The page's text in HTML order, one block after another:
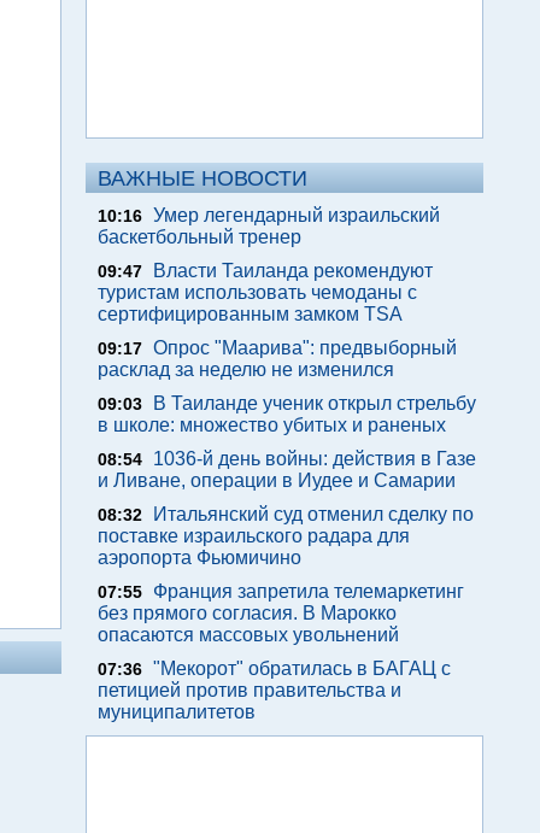
ВАЖНЫЕ НОВОСТИ
10:16 Умер легендарный израильский
баскетбольный тренер
09:47
Власти Таиланда рекомендуют
туристам использовать чемоданы с
сертифицированным замком TSA
09:17 Опрос "Mаарива": предвыборный
расклад за неделю не изменился
09:03
В Таиланде ученик открыл стрельбу
в школе: множество убитых и раненых
08:54
1036-й день войны: действия в Газе
и Ливане, операции в Иудее и Самарии
08:32
Итальянский суд отменил сделку по
поставке израильского радара для
аэропорта Фьюмичино
07:55
Франция запретила телемаркетинг
без прямого согласия. В Марокко
опасаются массовых увольнений
07:36 "Мекорот" обратилась в БАГАЦ с
петицией против правительства и
муниципалитетов